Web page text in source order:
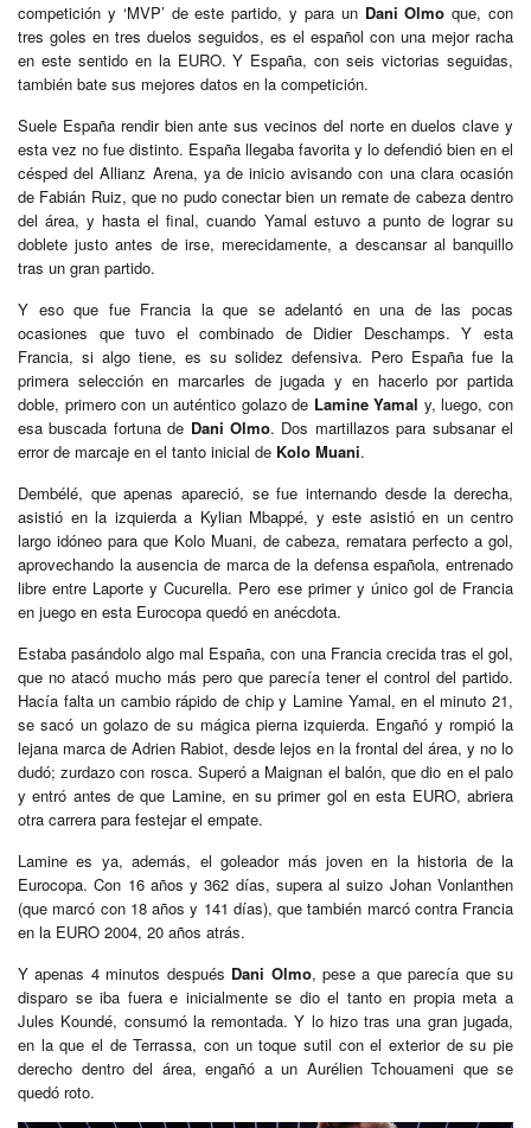
competición y ‘MVP’ de este partido, y para un Dani Olmo que, con
tres goles en tres duelos seguidos, es el español con una mejor racha
en este sentido en la EURO. Y España, con seis victorias seguidas,
también bate sus mejores datos en la competición.
Suele España rendir bien ante sus vecinos del norte en duelos clave y
esta vez no fue distinto. España llegaba favorita y lo defendió bien en el
césped del Allianz Arena, ya de inicio avisando con una clara ocasión
de Fabián Ruiz, que no pudo conectar bien un remate de cabeza dentro
del área, y hasta el final, cuando Yamal estuvo a punto de lograr su
doblete justo antes de irse, merecidamente, a descansar al banquillo
tras un gran partido.
Y eso que fue Francia la que se adelantó en una de las pocas
ocasiones que tuvo el combinado de Didier Deschamps. Y esta
Francia, si algo tiene, es su solidez defensiva. Pero España fue la
primera selección en marcarles de jugada y en hacerlo por partida
doble, primero con un auténtico golazo de Lamine Yamal y, luego, con
esa buscada fortuna de Dani Olmo. Dos martillazos para subsanar el
error de marcaje en el tanto inicial de Kolo Muani.
Dembélé, que apenas apareció, se fue internando desde la derecha,
asistió en la izquierda a Kylian Mbappé, y este asistió en un centro
largo idóneo para que Kolo Muani, de cabeza, rematara perfecto a gol,
aprovechando la ausencia de marca de la defensa española, entrenado
libre entre Laporte y Cucurella. Pero ese primer y único gol de Francia
en juego en esta Eurocopa quedó en anécdota.
Estaba pasándolo algo mal España, con una Francia crecida tras el gol,
que no atacó mucho más pero que parecía tener el control del partido.
Hacía falta un cambio rápido de chip y Lamine Yamal, en el minuto 21,
se sacó un golazo de su mágica pierna izquierda. Engañó y rompió la
lejana marca de Adrien Rabiot, desde lejos en la frontal del área, y no lo
dudó; zurdazo con rosca. Superó a Maignan el balón, que dio en el palo
y entró antes de que Lamine, en su primer gol en esta EURO, abriera
otra carrera para festejar el empate.
Lamine es ya, además, el goleador más joven en la historia de la
Eurocopa. Con 16 años y 362 días, supera al suizo Johan Vonlanthen
(que marcó con 18 años y 141 días), que también marcó contra Francia
en la EURO 2004, 20 años atrás.
Y apenas 4 minutos después Dani Olmo, pese a que parecía que su
disparo se iba fuera e inicialmente se dio el tanto en propia meta a
Jules Koundé, consumó la remontada. Y lo hizo tras una gran jugada,
en la que el de Terrassa, con un toque sutil con el exterior de su pie
derecho dentro del área, engañó a un Aurélien Tchouameni que se
quedó roto.